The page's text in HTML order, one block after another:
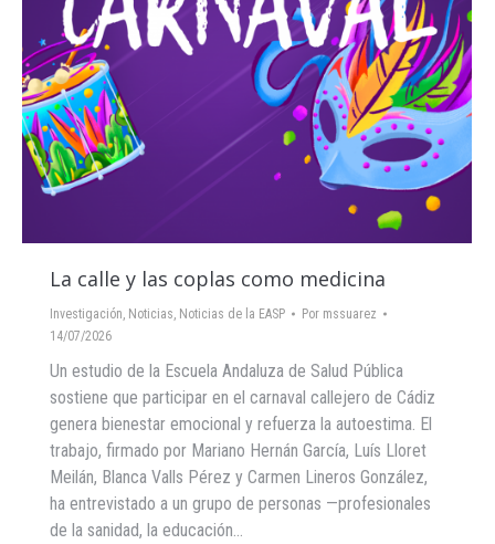
La calle y las coplas como medicina
Investigación, Noticias, Noticias de la EASP Por mssuarez
14/07/2026
Un estudio de la Escuela Andaluza de Salud Pública
sostiene que participar en el carnaval callejero de Cádiz
genera bienestar emocional y refuerza la autoestima. El
trabajo, firmado por Mariano Hernán García, Luís Lloret
Meilán, Blanca Valls Pérez y Carmen Lineros González,
ha entrevistado a un grupo de personas —profesionales
de la sanidad, la educación…